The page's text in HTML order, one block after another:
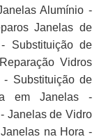
Alumínio -
Janelas de
Substituição de
Vidros
Substituição de
em Janelas -
Janelas de Vidro
na Hora -